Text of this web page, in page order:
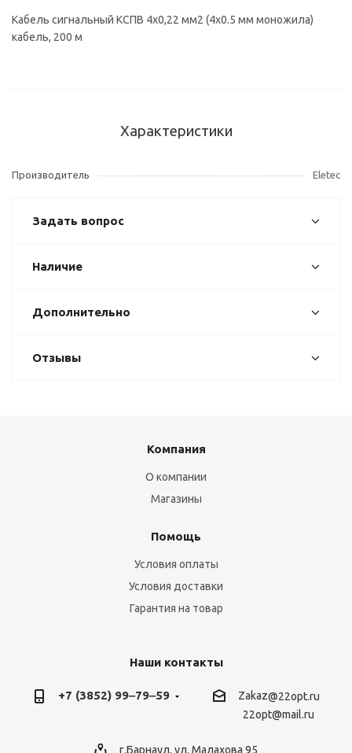
Кабель сигнальный КСПВ 4х0,22 мм2 (4x0.5 мм моножила)
кабель, 200 м
Характеристики
Производитель Eletec
Задать вопрос
Наличие
Дополнительно
Отзывы
Компания
О компании
Магазины
Помощь
Условия оплаты
Условия доставки
Гарантия на товар
Наши контакты
+7 (3852) 99‒79‒59 Zakaz@22opt.ru
22opt@mail.ru
г.Барнаул, ул. Малахова 95